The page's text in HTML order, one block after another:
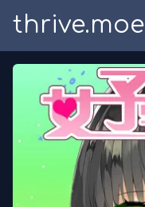
thrive.moe